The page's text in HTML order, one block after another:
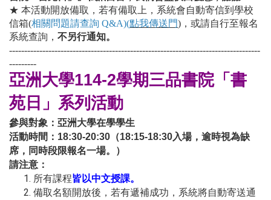
★ 本活動開放備取，若有備取上，系統會自動寄信到學校
信箱(相關問題請查詢 Q&A)(點我傳送門) ，或請自行至報名
系統查詢， 不另行通知。
-----------------------------------------------------------------------------------
---------
亞洲大學114-2學期三品書院「書
苑日」系列活動
參與對象：亞洲大學在學學生
活動時間：18:30-20:30（18:15-18:30入場，逾時視為缺
席，同時段限報名一場。）
請注意：
所有課程皆以中文授課。
備取名額開放後，若有遞補成功，系統將自動寄送通